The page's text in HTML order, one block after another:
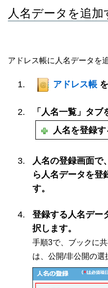
人名データを追加
アドレス帳に人名データを
アドレス帳
「人名一覧」タブ
人名を登録す
人名の登録画面で
ら人名データを登
す。
登録する人名デー
択します。
手順3で、ブックに
は、公開/非公開の選